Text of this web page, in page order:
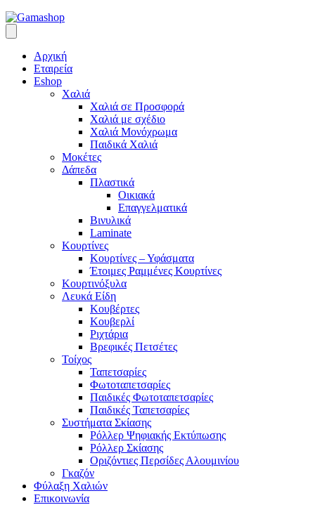
Αρχική
Εταιρεία
Eshop
Χαλιά
Χαλιά σε Προσφορά
Χαλιά με σχέδιο
Χαλιά Μονόχρωμα
Παιδικά Χαλιά
Μοκέτες
Δάπεδα
Πλαστικά
Οικιακά
Επαγγελματικά
Βινυλικά
Laminate
Κουρτίνες
Κουρτίνες – Υφάσματα
Έτοιμες Ραμμένες Κουρτίνες
Κουρτινόξυλα
Λευκά Είδη
Κουβέρτες
Κουβερλί
Ριχτάρια
Βρεφικές Πετσέτες
Τοίχος
Ταπετσαρίες
Φωτοταπετσαρίες
Παιδικές Φωτοταπετσαρίες
Παιδικές Ταπετσαρίες
Συστήματα Σκίασης
Ρόλλερ Ψηφιακής Εκτύπωσης
Ρόλλερ Σκίασης
Οριζόντιες Περσίδες Αλουμινίου
Γκαζόν
Φύλαξη Χαλιών
Επικοινωνία